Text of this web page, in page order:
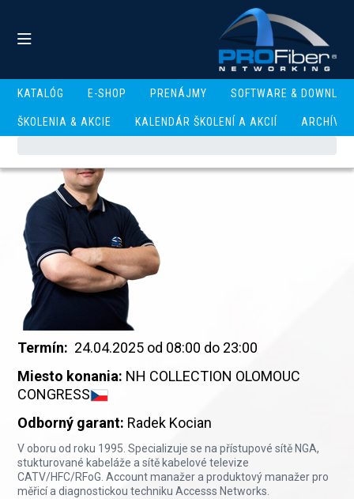
KATALÓG E-SHOP PRENÁJMY SOFTWARE &
ŠKOLENIA & AKCIE KALENDÁR ŠKOLENÍ A AKCIÍ ARCHÍV
Termín: 24.04.2025 od 08:00 do 23:00
Miesto konania: NH COLLECTION OLOMOUC
CONGRESS
Odborný garant: Radek Kocian
V oboru od roku 1995. Specializuje se na přístupové sítě NGA,
stukturované kabeláže a sítě kabelové televize
CATV/HFC/RFoG. Account manažer a produktový manažer pro
měřicí a diagnostickou techniku Accesss Networks.